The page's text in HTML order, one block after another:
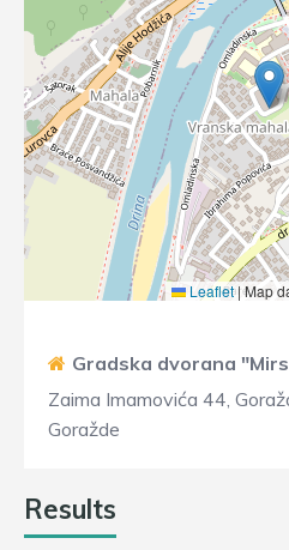
Leaflet |Map
Gradska dvorana
Zaima Imamovića 44,
Goražde
Results